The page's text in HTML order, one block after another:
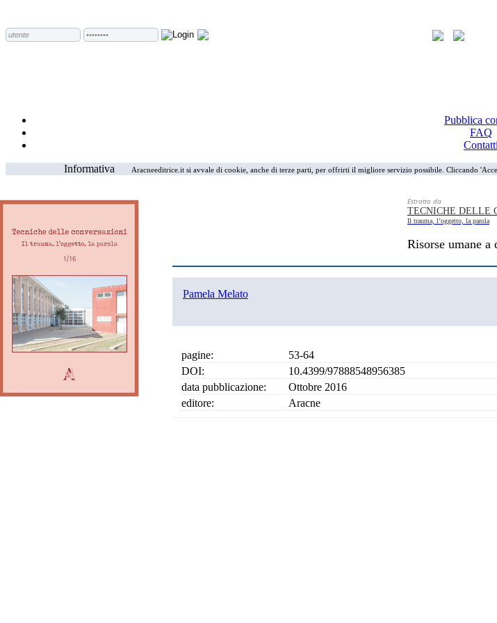
Pubblica
FAQ
Contatti
Informativa
Aracneeditrice.it si avvale di cookie, anche di terze parti, per offrirti il migliore servizio possibile. Cliccando
Estratto da
TECNICHE DELLE
Il trauma, l’oggetto, la parola
Risorse umane a
Pamela Melato
pagine:
53-64
DOI:
10.4399/97888548956385
data pubblicazione:
Ottobre 2016
editore:
Aracne